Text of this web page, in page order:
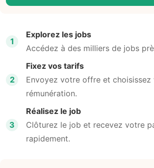
1
Explorez les jobs
Accédez à des milliers de jobs
2
Fixez vos tarifs
Envoyez votre offre et choisissez
rémunération.
3
Réalisez le job
Clôturez le job et recevez votre
rapidement.